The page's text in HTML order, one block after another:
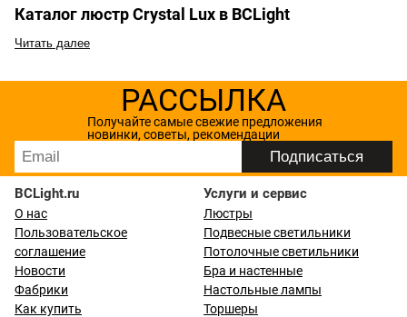
Каталог люстр Crystal Lux в BCLight
Читать далее
РАССЫЛКА
Получайте самые свежие предложения
новинки, советы, рекомендации
BCLight.ru
О нас
Пользовательское
соглашение
Новости
Фабрики
Как купить
Услуги и сервис
Люстры
Подвесные светильники
Потолочные светильники
Бра и настенные
Настольные лампы
Торшеры